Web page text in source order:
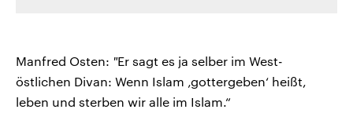
Manfred Osten: "Er sagt es ja selber im West-
östlichen Divan: Wenn Islam ‚gottergeben‘ heißt,
leben und sterben wir alle im Islam.“